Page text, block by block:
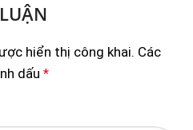
hiển thị công khai. Các
dấu *